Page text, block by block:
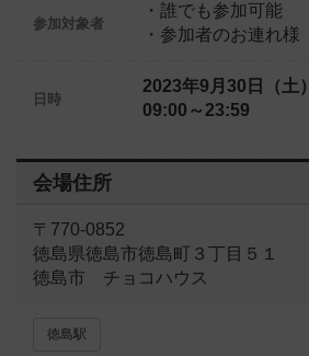
参加対象者
・誰でも参加可能
・参加者のお連れ様
日時
2023年9月30日（土）
09:00～23:59
会場住所
〒770-0852
徳島県徳島市徳島町３丁目５１
徳島市 チョコハウス
徳島駅